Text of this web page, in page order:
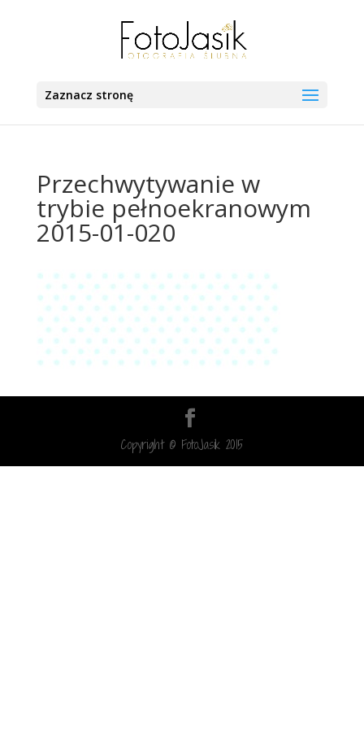
Zaznacz stronę
Przechwytywanie w
trybie pełnoekranowym
2015-01-020
Copyright © FotoJasik 2015